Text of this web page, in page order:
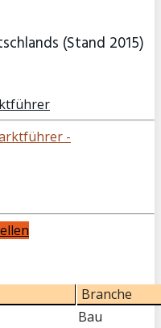
(Stand 2015)
Branche
Bau